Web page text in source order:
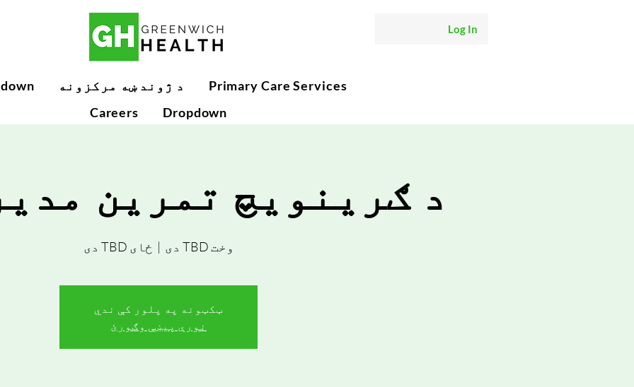
Log In
د ژوند ښه مرکزونه
Primary Care Services
Careers
Dropdown
د ګرینویچ تمرین
وخت TBD دی
  |
ځای TBD دی
ټکټونه په پلور کې ندي
نورې پیښې وګورئ